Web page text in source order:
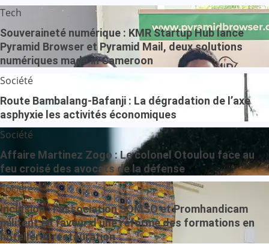
Tech
Souveraineté numérique : KMR Startup Hub lance
Pyramid Browser et Pyramid Mail, deux solutions
numériques made in Cameroon
Société
Route Bambalang-Bafanji : La dégradation de l’axe
asphyxie les activités économiques
Société
Affaire Martinez Zogo : Le colonel Otoulou face au
feu croisé des avocats de la défense
Société
Inclusion : l’association SOMSO et Promhandicam
militent en faveur d’une réforme des formations en
hôtellerie-restauration